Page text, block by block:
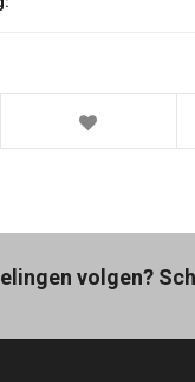
volgen?